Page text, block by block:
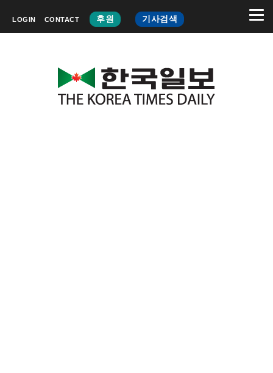
LOGIN CONTACT 후원 기사검색